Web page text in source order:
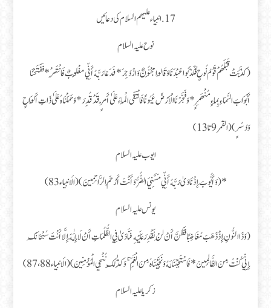
17.انبياء عليهم السلام كی دعائیں
نوح علیہ السلام
(كَذَّبَتْ قَبْلَهُمْ قَوْمُ نُوحٍ فَكَذَّبُوا عَبْدَنَا وَقَالُوا مَجْنُونٌ وَازْدُجِرَ * فَدَعَا رَبَّهُ أَنِّي مَغْلُوبٌ فَانْتَصِرْ * فَفَتَحْنَا
أَبْوَابَ السَّمَاءِ بِمَاءٍ مُنْهَمِرٍ * وَفَجَّرْنَا الْأَرْضَ عُيُونًا فَالْتَقَى الْمَاءُ عَلَىٰ أَمْرٍ قَدْ قُدِرَ * وَحَمَلْنَاهُ عَلَىٰ ذَاتِ أَلْوَاحٍ
وَدُسُرٍ)(القمر9تا13)
ایوب علیہ السلام
*(وَأَيُّوبَ إِذْ نَادَىٰ رَبَّهُ أَنِّي مَسَّنِيَ الضُّرُّ وَأَنْتَ أَرْحَمُ الرَّاحِمِينَ) (الأنبياء 83)
یونس علیہ السلام
(وَذَا النُّونِ إِذْ ذَهَبَ مُغَاضِبًا فَظَنَّ أَنْ لَنْ نَقْدِرَ عَلَيْهِ فَنَادَىٰ فِي الظُّلُمَاتِ أَنْ لَا إِلَٰهَ إِلَّا أَنْتَ سُبْحَانَكَ
إِنِّي كُنْتُ مِنَ الظَّالِمِينَ * فَاسْتَجَبْنَا لَهُ وَنَجَّيْنَاهُ مِنَ الْغَمِّ ۚ وَكَذَٰلِكَ نُنْجِي الْمُؤْمِنِينَ) (الأنبياء 87،88)
زکریا علیہ السلام